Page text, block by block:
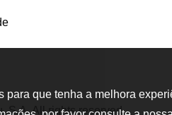
S.A. All rights reserved
para que tenha a melhora